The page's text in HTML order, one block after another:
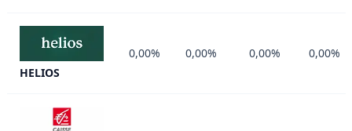
HELIOS
0,00% 0,00% 0,00% 0,00%